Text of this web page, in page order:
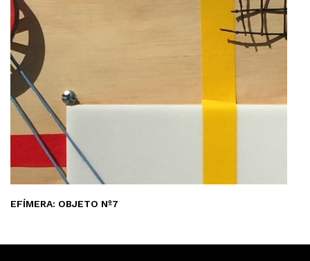
EFÍMERA: OBJETO Nº7